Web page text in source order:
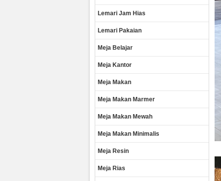
Lemari Jam Hias
Lemari Pakaian
Meja Belajar
Meja Kantor
Meja Makan
Meja Makan Marmer
Meja Makan Mewah
Meja Makan Minimalis
Meja Resin
Meja Rias